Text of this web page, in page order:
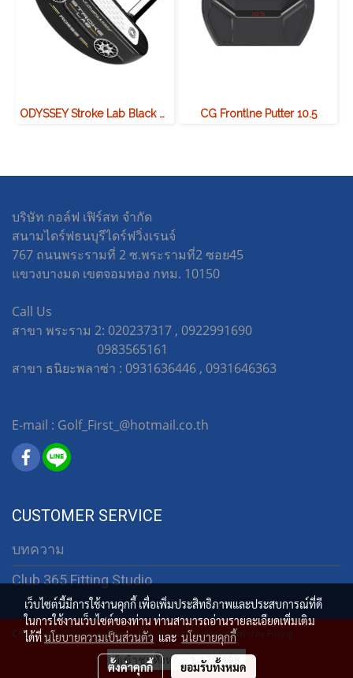
ODYSSEY Stroke Lab Black Rossie Putter CG Frontlne Putter 10.5
บริษัท กอล์ฟ เฟิร์สท จำกัด
สนามไดร์ฟธนบุรีไดร์ฟวิ่งเรนจ์
767 ถนนพระรามที่ 2 ซ.พระรามที่2 ซอย45
แขวงบางมด เขตจอมทอง กทม. 10150
Call Us
สาขา พระราม 2: 020237317 , 0922991690
0983565161
สาขา ธนิยะพลาซ่า : 0931636446 , 0931646363
E-mail : Golf_First_@hotmail.co.th
CUSTOMER SERVICE
บทความ
Club 365 Fitting Studio
Copy right 2020 by golffirst-shop ศูนย์รวมอุปกรณ์กอล์ฟ และ Fitting
ผู้เข้าชมวันนี้ 57
เว็บไซต์นี้มีการใช้งานคุกกี้ เพื่อเพิ่มประสิทธิภาพและประสบการณ์ที่ดี
ในการใช้งานเว็บไซต์ของท่าน ท่านสามารถอ่านรายละเอียดเพิ่มเติม
ได้ที่นโยบายความเป็นส่วนตัว และ นโยบายคุกกี้
ตั้งค่าคุกกี้ ยอมรับทั้งหมด